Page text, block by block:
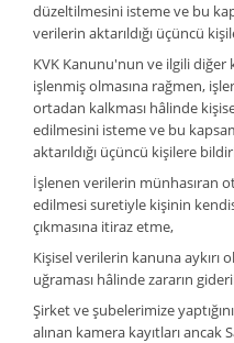
düzeltilmesini isteme ve bu
verilerin aktarıldığı üçüncü
KVK Kanunu'nun ve ilgili
işlenmiş olmasına rağmen,
ortadan kalkması hâlinde
edilmesini isteme ve bu
aktarıldığı üçüncü kişilere
İşlenen verilerin münhasıran
edilmesi suretiyle kişinin
çıkmasına itiraz etme,
Kişisel verilerin kanuna aykırı
uğraması hâlinde zararın
Şirket ve şubelerimize
alınan kamera kayıtları ancak